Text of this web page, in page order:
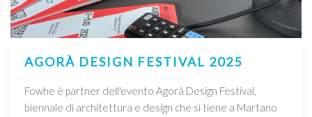
AGORÀ DESIGN FESTIVAL 2025
Fowhe è partner dell'evento Agorà Design Festival,
biennale di architettura e design che si tiene a Martano